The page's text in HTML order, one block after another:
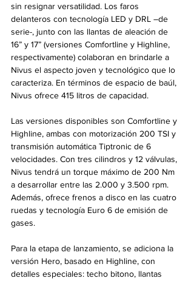
sin resignar versatilidad. Los faros
delanteros con tecnología LED y DRL –de
serie-, junto con las llantas de aleación de
16” y 17” (versiones Comfortline y Highline,
respectivamente) colaboran en brindarle a
Nivus el aspecto joven y tecnológico que lo
caracteriza. En términos de espacio de baúl,
Nivus ofrece 415 litros de capacidad.
Las versiones disponibles son Comfortline y
Highline, ambas con motorización 200 TSI y
transmisión automática Tiptronic de 6
velocidades. Con tres cilindros y 12 válvulas,
Nivus tendrá un torque máximo de 200 Nm
a desarrollar entre las 2.000 y 3.500 rpm.
Además, ofrece frenos a disco en las cuatro
ruedas y tecnología Euro 6 de emisión de
gases.
Para la etapa de lanzamiento, se adiciona la
versión Hero, basado en Highline, con
detalles especiales: techo bitono, llantas